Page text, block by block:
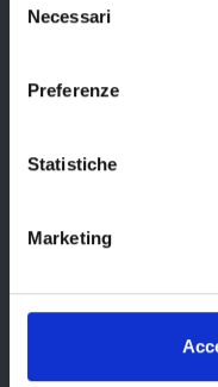
tasto "Rifiuta".
delNecessari
Preferenze
Statistiche
Marketing
Storia della Provincia
Bandi di gara
Concorsi e selezioni